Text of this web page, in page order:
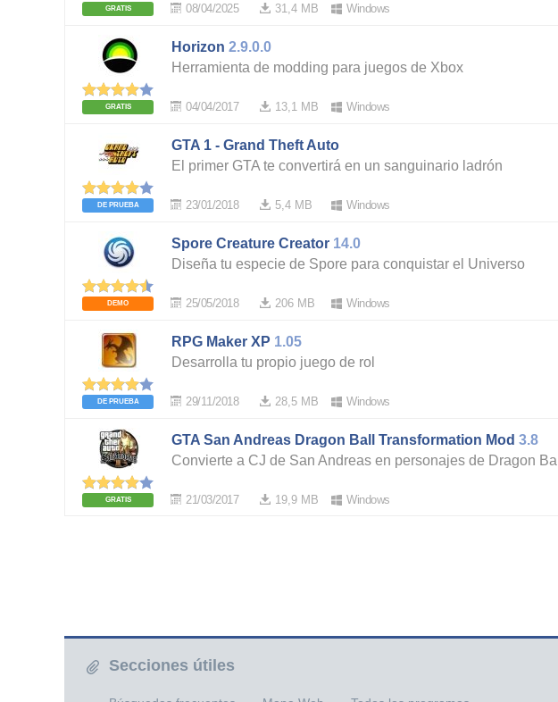
GRATIS 31,4 MB
08/04/2025 Windows
Horizon 2.9.0.0
Herramienta de modding para juegos de Xbox
GRATIS 13,1 MB
04/04/2017 Windows
GTA 1 - Grand Theft Auto
El primer GTA te convertirá en un sanguinario ladrón
DE PRUEBA 5,4 MB
23/01/2018 Windows
Spore Creature Creator 14.0
Diseña tu especie de Spore para conquistar el Universo
DEMO 206 MB
25/05/2018 Windows
RPG Maker XP 1.05
Desarrolla tu propio juego de rol
DE PRUEBA 28,5 MB
29/11/2018 Windows
GTA San Andreas Dragon Ball Transformation Mod 3.8
Convierte a CJ de San Andreas en personajes de Dragon Ball
GRATIS 19,9 MB
21/03/2017 Windows
Secciones útiles